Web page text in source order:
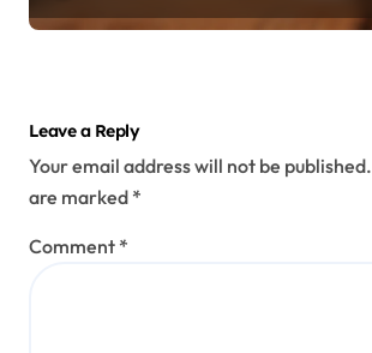
Leave a Reply
Your email address will not be published.
are marked *
Comment *